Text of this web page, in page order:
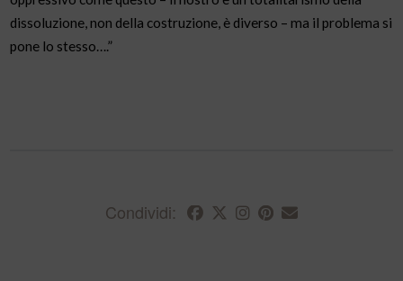
dissoluzione, non della costruzione, è diverso – ma il problema si
pone lo stesso….”
Condividi: